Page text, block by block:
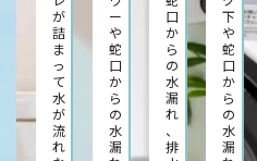
が
詰
ま
っ
て
水
が
流
れ
ー
や
蛇
口
か
ら
の
水
漏
口
か
ら
の
水
漏
れ
、
排
下
や
蛇
口
か
ら
の
水
漏